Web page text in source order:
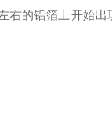
的铝箔上开始出